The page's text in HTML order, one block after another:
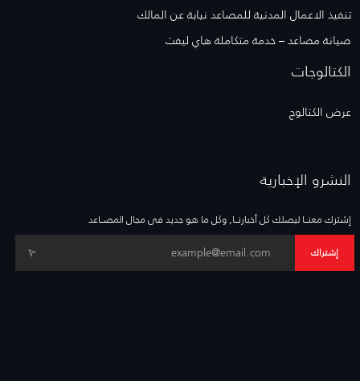
تنفيذ الاعمال المدنية للمصاعد نيابة عن المالك
صيانة مصاعد – خدمة متكاملة هاي ليفت
الكتالوجات
عرض الكتالوج
النشرو الإخبارية
إشترك معنــا ليصلك كل أخبارنــا, وكل ما هو جديد فى مجال المصــاعد